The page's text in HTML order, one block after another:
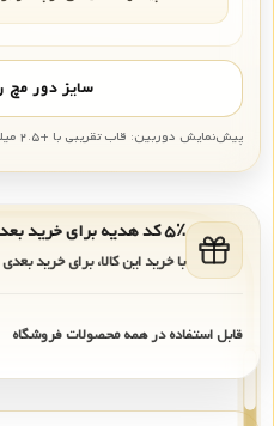
سایز دور مچ
پیش‌نمایش دوربین: قاب تقریبی با +۲.۵ میلی‌متر در هر طرف
۵٪ کد هدیه برای خرید بعدی
با خرید این کالا، برای خرید
قابل استفاده در همه محصولات فروشگاه